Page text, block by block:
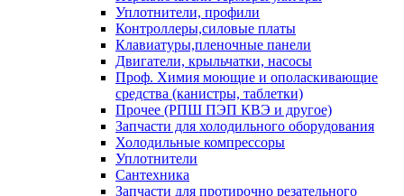
Уплотнители, профили
Контроллеры,силовые платы
Клавиатуры,пленочные панели
Двигатели, крыльчатки, насосы
Проф. Химия моющие и ополаскивающие
средства (канистры, таблетки)
Прочее (РПШ ПЭП КВЭ и другое)
Запчасти для холодильного оборудования
Холодильные компрессоры
Уплотнители
Сантехника
Запчасти для протирочно резательного